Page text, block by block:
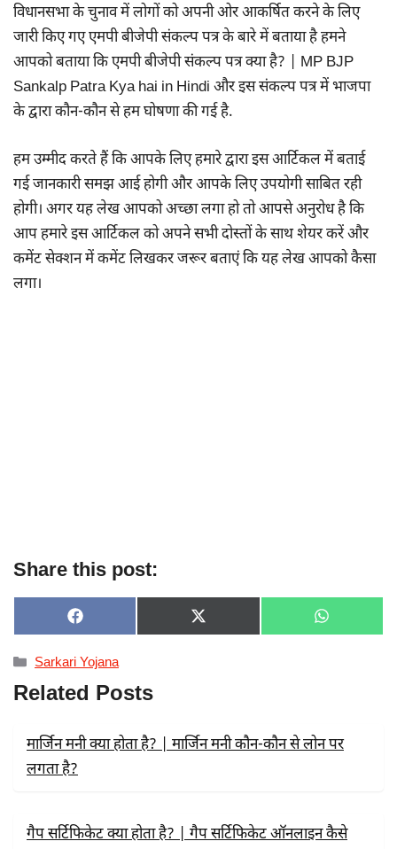
विधानसभा के चुनाव में लोगों को अपनी ओर आकर्षित करने के लिए
जारी किए गए एमपी बीजेपी संकल्प पत्र के बारे में बताया है हमने
आपको बताया कि एमपी बीजेपी संकल्प पत्र क्या है? | MP BJP
Sankalp Patra Kya hai in Hindi और इस संकल्प पत्र में भाजपा
के द्वारा कौन-कौन से हम घोषणा की गई है.
हम उम्मीद करते हैं कि आपके लिए हमारे द्वारा इस आर्टिकल में बताई
गई जानकारी समझ आई होगी और आपके लिए उपयोगी साबित रही
होगी। अगर यह लेख आपको अच्छा लगा हो तो आपसे अनुरोध है कि
आप हमारे इस आर्टिकल को अपने सभी दोस्तों के साथ शेयर करें और
कमेंट सेक्शन में कमेंट लिखकर जरूर बताएं कि यह लेख आपको कैसा
लगा।
Share this post:
SHARE
ON
F
A
C
E
B
O
SHARE
ON
X
(
R
SHARE
ON
W
H
Categories
Sarkari Yojana
Related Posts
मार्जिन मनी क्या होता है? | मार्जिन मनी कौन-कौन से लोन पर
लगता है?
गैप सर्टिफिकेट क्या होता है? | गैप सर्टिफिकेट ऑनलाइन कैसे